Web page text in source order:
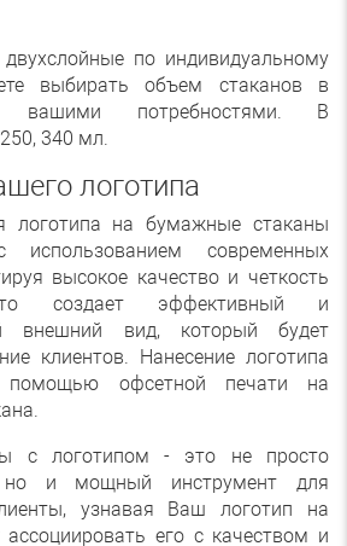
по индивидуальному
выбирать объем стаканов в
вашими потребностями. В
340 мл.
логотипа
логотипа на бумажные стаканы
использованием современных
высокое качество и четкость
создает эффективный и
внешний вид, который будет
клиентов. Нанесение логотипа
помощью офсетной печати на
с логотипом - это не просто
но и мощный инструмент для
узнавая Ваш логотип на
его с качеством и